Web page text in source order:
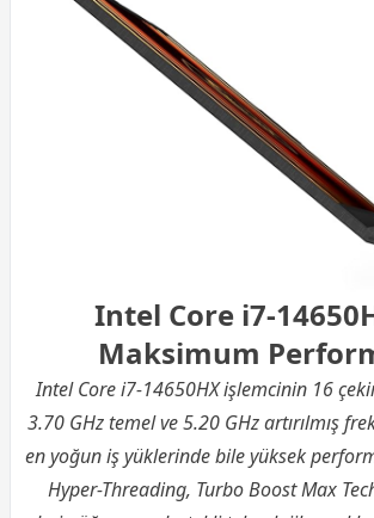
Intel Core i7-
Maksimum
Intel Core i7-14650HX işlemcinin 16
3.70 GHz temel ve 5.20 GHz artırılmış
en yoğun iş yüklerinde bile yüksek
Hyper-Threading, Turbo Boost Max